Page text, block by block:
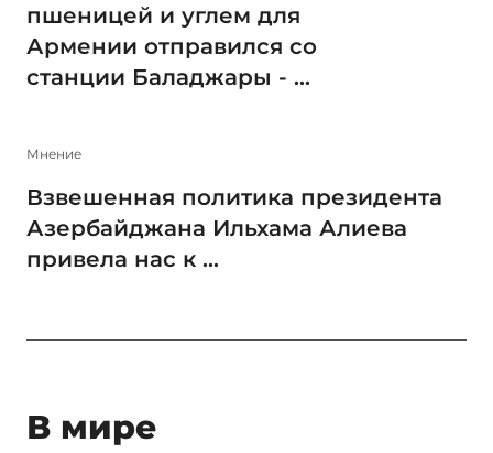
пшеницей и углем для
Армении отправился со
станции Баладжары - ...
Мнение
Взвешенная политика президента
Азербайджана Ильхама Алиева
привела нас к ...
В мире